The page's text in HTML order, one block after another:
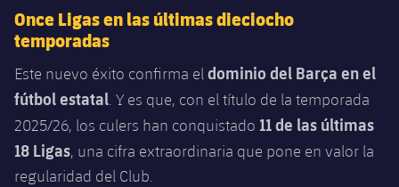
Palmarés
Alevín
Calendario
Resultados
Clasificaciones
Actualidad
Calendario
Resultados
Jugadores
Base
plusicon
más
Actualidad
Barça C
Junior
Campus Verano
PLUSICON
MÁS
plusicon
más
Once Ligas en las últimas dieciocho
temporadas
Este nuevo éxito confirma eldominio del Barça en el
fútbol estatal. Y es que, con el título de la temporada
2025/26, los culers han conquistado 11 de las últimas
18 Ligas, una cifra extraordinaria que pone en valor la
regularidad del Club.